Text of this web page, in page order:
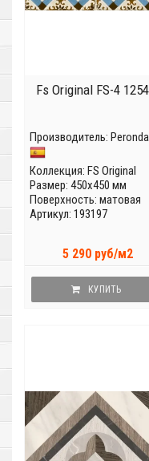
Fs Original FS-4
Производитель: Peronda
Коллекция: FS Original
Размер: 450x450 мм
Поверхность: матовая
Артикул: 193197
5 290 руб/м2
КУПИТЬ